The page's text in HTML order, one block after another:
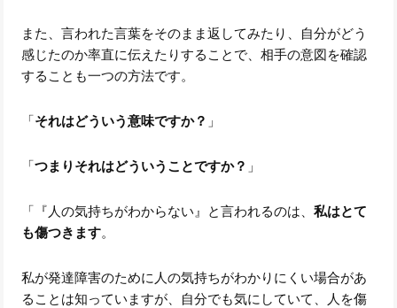
また、言われた言葉をそのまま返してみたり、自分がどう
感じたのか率直に伝えたりすることで、相手の意図を確認
することも一つの方法です。
「それはどういう意味ですか？ 」
「つまりそれはどういうことですか？ 」
「『人の気持ちがわからない』と言われるのは、私はとて
も傷つきます。
私が発達障害のために人の気持ちがわかりにくい場合があ
ることは知っていますが、自分でも気にしていて、人を傷